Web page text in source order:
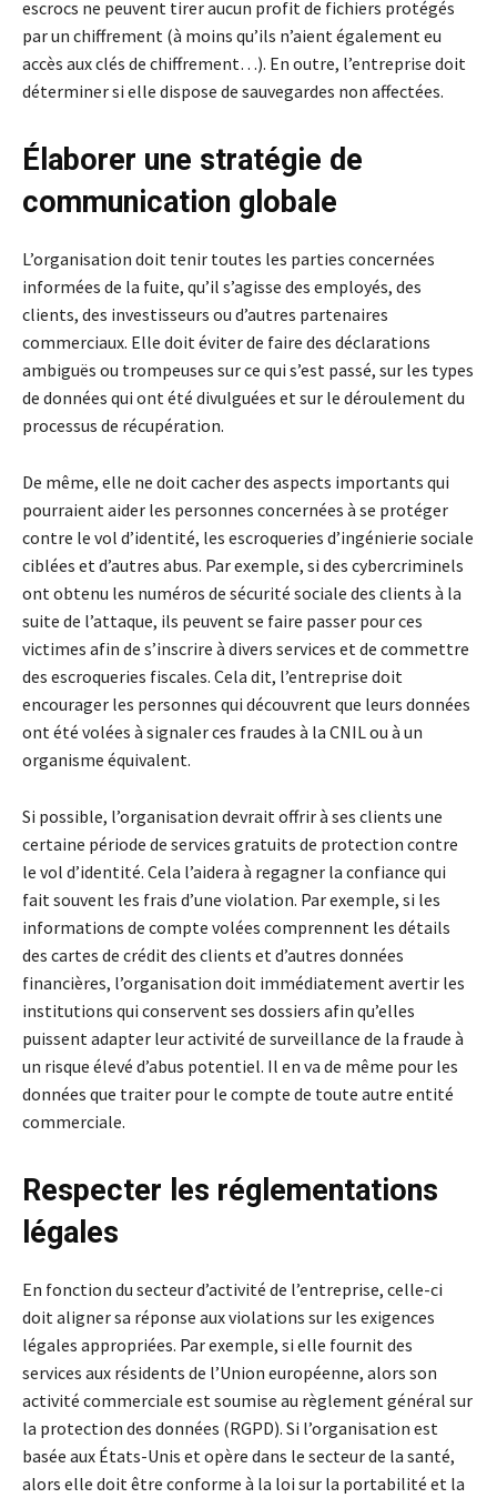
escrocs ne peuvent tirer aucun profit de fichiers protégés
par un chiffrement (à moins qu’ils n’aient également eu
accès aux clés de chiffrement…). En outre, l’entreprise doit
déterminer si elle dispose de sauvegardes non affectées.
Élaborer une stratégie de
communication globale
L’organisation doit tenir toutes les parties concernées
informées de la fuite, qu’il s’agisse des employés, des
clients, des investisseurs ou d’autres partenaires
commerciaux. Elle doit éviter de faire des déclarations
ambiguës ou trompeuses sur ce qui s’est passé, sur les types
de données qui ont été divulguées et sur le déroulement du
processus de récupération.
De même, elle ne doit cacher des aspects importants qui
pourraient aider les personnes concernées à se protéger
contre le vol d’identité, les escroqueries d’ingénierie sociale
ciblées et d’autres abus. Par exemple, si des cybercriminels
ont obtenu les numéros de sécurité sociale des clients à la
suite de l’attaque, ils peuvent se faire passer pour ces
victimes afin de s’inscrire à divers services et de commettre
des escroqueries fiscales. Cela dit, l’entreprise doit
encourager les personnes qui découvrent que leurs données
ont été volées à signaler ces fraudes à la CNIL ou à un
organisme équivalent.
Si possible, l’organisation devrait offrir à ses clients une
certaine période de services gratuits de protection contre
le vol d’identité. Cela l’aidera à regagner la confiance qui
fait souvent les frais d’une violation. Par exemple, si les
informations de compte volées comprennent les détails
des cartes de crédit des clients et d’autres données
financières, l’organisation doit immédiatement avertir les
institutions qui conservent ses dossiers afin qu’elles
puissent adapter leur activité de surveillance de la fraude à
un risque élevé d’abus potentiel. Il en va de même pour les
données que traiter pour le compte de toute autre entité
commerciale.
Respecter les réglementations
légales
En fonction du secteur d’activité de l’entreprise, celle-ci
doit aligner sa réponse aux violations sur les exigences
légales appropriées. Par exemple, si elle fournit des
services aux résidents de l’Union européenne, alors son
activité commerciale est soumise au règlement général sur
la protection des données (RGPD). Si l’organisation est
basée aux États-Unis et opère dans le secteur de la santé,
alors elle doit être conforme à la loi sur la portabilité et la